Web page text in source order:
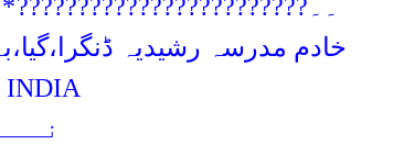
۔۔????????????????????????
خادم مدرسہ رشیدیہ
INDIA